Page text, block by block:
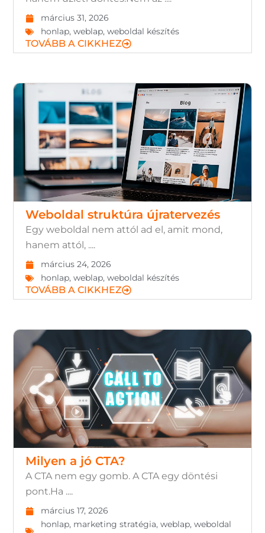
március 31, 2026
honlap,weblap,weboldal készítés
TOVÁBB A CIKKHEZ
Weboldal struktúra újratervezés
Egy weboldal nem attól ad el, amit mond,
hanem attól, ....
március 24, 2026
honlap,weblap,weboldal készítés
TOVÁBB A CIKKHEZ
Milyen a jó CTA?
A CTA nem egy gomb. A CTA egy döntési
pont.Ha ....
március 17, 2026
honlap, marketing stratégia,weblap,weboldal